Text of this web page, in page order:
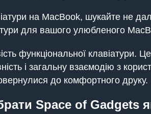
на MacBook, шукайте не
для вашого улюбленого
функціональної клавіатури.
і загальну взаємодію з
до комфортного друку.
Space of Gadgets